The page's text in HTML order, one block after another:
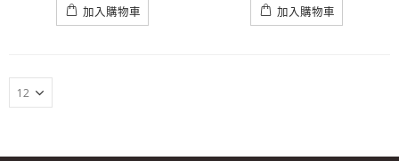
加入購物車 加入購物車